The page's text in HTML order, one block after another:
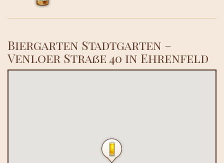
Biergarten Stadtgarten –
Venloer Straße 40 in Ehrenfeld